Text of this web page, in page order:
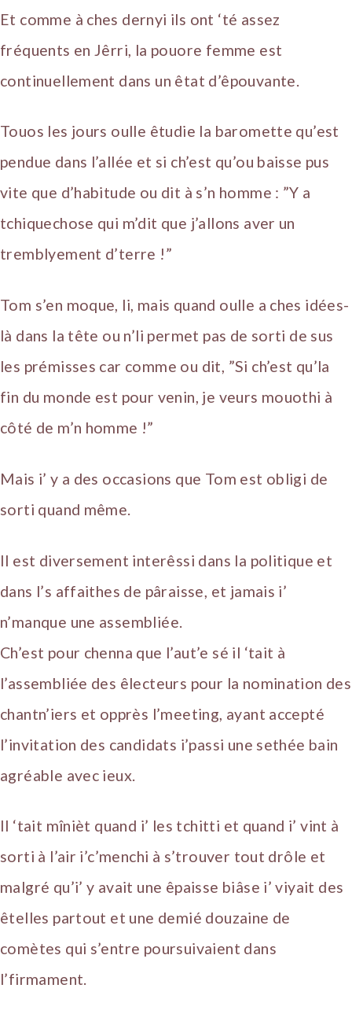
Et comme à ches dernyi ils ont ‘té assez
fréquents en Jêrri, la pouore femme est
continuellement dans un êtat d’êpouvante.
Touos les jours oulle êtudie la baromette qu’est
pendue dans l’allée et si ch’est qu’ou baisse pus
vite que d’habitude ou dit à s’n homme : ”Y a
tchiquechose qui m’dit que j’allons aver un
tremblyement d’terre !”
Tom s’en moque, li, mais quand oulle a ches idées-
là dans la tête ou n’li permet pas de sorti de sus
les prémisses car comme ou dit, ”Si ch’est qu’la
fin du monde est pour venin, je veurs mouothi à
côté de m’n homme !”
Mais i’ y a des occasions que Tom est obligi de
sorti quand même.
Il est diversement interêssi dans la politique et
dans l’s affaithes de pâraisse, et jamais i’
n’manque une assembliée.
Ch’est pour chenna que l’aut’e sé il ‘tait à
l’assembliée des êlecteurs pour la nomination des
chantn’iers et opprès l’meeting, ayant accepté
l’invitation des candidats i’passi une sethée bain
agréable avec ieux.
Il ‘tait mînièt quand i’ les tchitti et quand i’ vint à
sorti à l’air i’c’menchi à s’trouver tout drôle et
malgré qu’i’ y avait une êpaisse biâse i’ viyait des
êtelles partout et une demié douzaine de
comètes qui s’entre poursuivaient dans
l’firmament.